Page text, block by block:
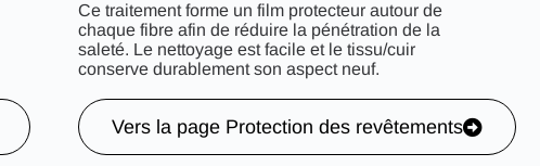
Ce traitement forme un film protecteur autour de
chaque fibre afin de réduire la pénétration de la
saleté. Le nettoyage est facile et le tissu/cuir
conserve durablement son aspect neuf.
Vers la page Protection des revêtements